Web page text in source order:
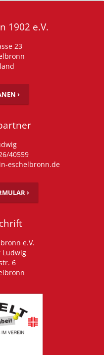
1902 e.V.
23
›
40559
eschelbronn.de
›
e.V.
Ludwig
6